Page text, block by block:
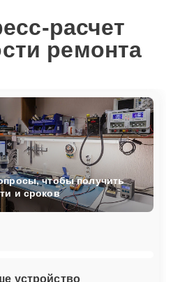
расчет
ремонта
устройство
чтобы получить
и сроков